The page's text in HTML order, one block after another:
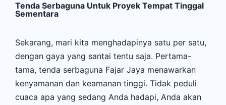
Tenda Serbaguna Untuk Proyek Tempat Tinggal
Sementara
Sekarang, mari kita menghadapinya satu per satu,
dengan gaya yang santai tentu saja. Pertama-
tama, tenda serbaguna Fajar Jaya menawarkan
kenyamanan dan keamanan tinggi. Tidak peduli
cuaca apa yang sedang Anda hadapi, Anda akan